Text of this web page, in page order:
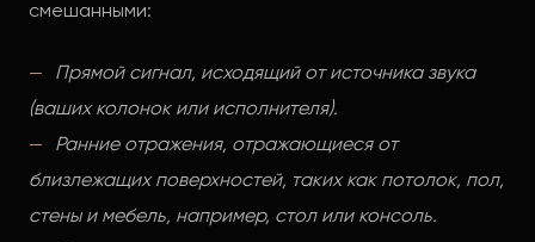
смешанными:
Прямой сигнал, исходящий от источника звука
(ваших колонок или исполнителя).
Ранние отражения, отражающиеся от
близлежащих поверхностей, таких как потолок, пол,
стены и мебель, например, стол или консоль.